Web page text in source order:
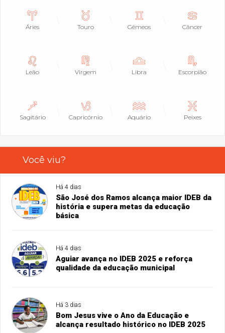
Áries Touro Gêmeos Câncer
Leão Virgem Libra Escorpião
Sagitário Capricórnio Aquário Peixes
Você viu?
Há 4 dias
São José dos Ramos alcança maior IDEB da
história e supera metas da educação
básica
Há 4 dias
Aguiar avança no IDEB 2025 e reforça
qualidade da educação municipal
Há 3 dias
Bom Jesus vive o Ano da Educação e
alcança resultado histórico no IDEB 2025